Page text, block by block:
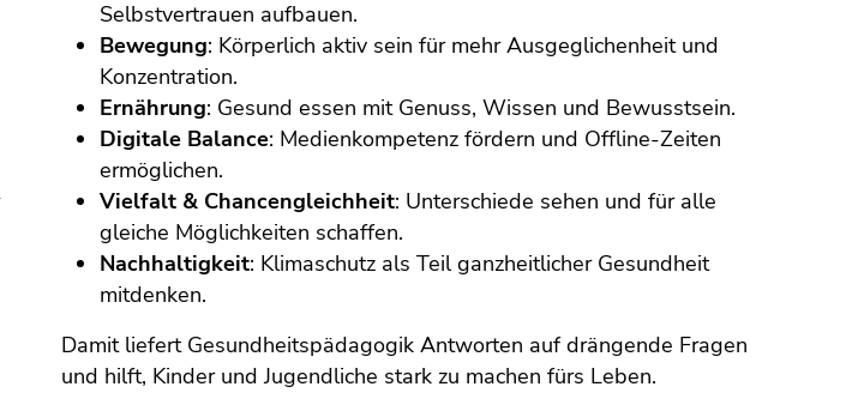
Selbstvertrauen aufbauen.
Bewegung: Körperlich aktiv sein für mehr Ausgeglichenheit und
Konzentration.
Ernährung: Gesund essen mit Genuss, Wissen und Bewusstsein.
Digitale Balance: Medienkompetenz fördern und Offline-Zeiten
ermöglichen.
Vielfalt & Chancengleichheit: Unterschiede sehen und für alle
gleiche Möglichkeiten schaffen.
Nachhaltigkeit: Klimaschutz als Teil ganzheitlicher Gesundheit
mitdenken.
Damit liefert Gesundheitspädagogik Antworten auf drängende Fragen
und hilft, Kinder und Jugendliche stark zu machen fürs Leben.